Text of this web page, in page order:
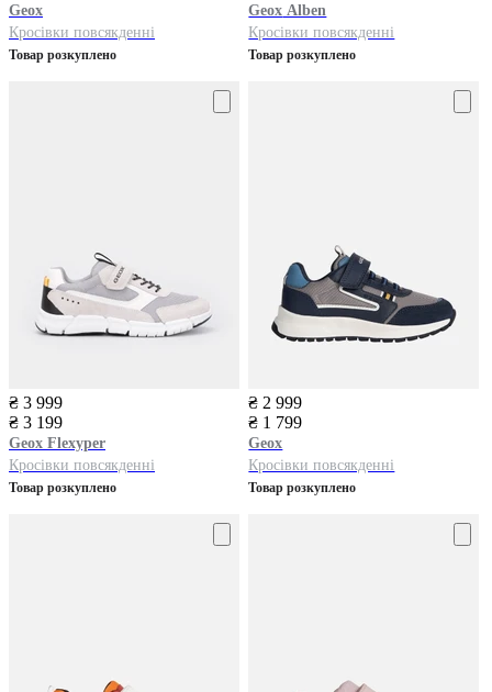
Geox
Кросівки повсякденні
Товар розкуплено
Geox Alben
Кросівки повсякденні
Товар розкуплено
₴ 3 999
₴ 3 199
Geox Flexyper
Кросівки повсякденні
Товар розкуплено
₴ 2 999
₴ 1 799
Geox
Кросівки повсякденні
Товар розкуплено